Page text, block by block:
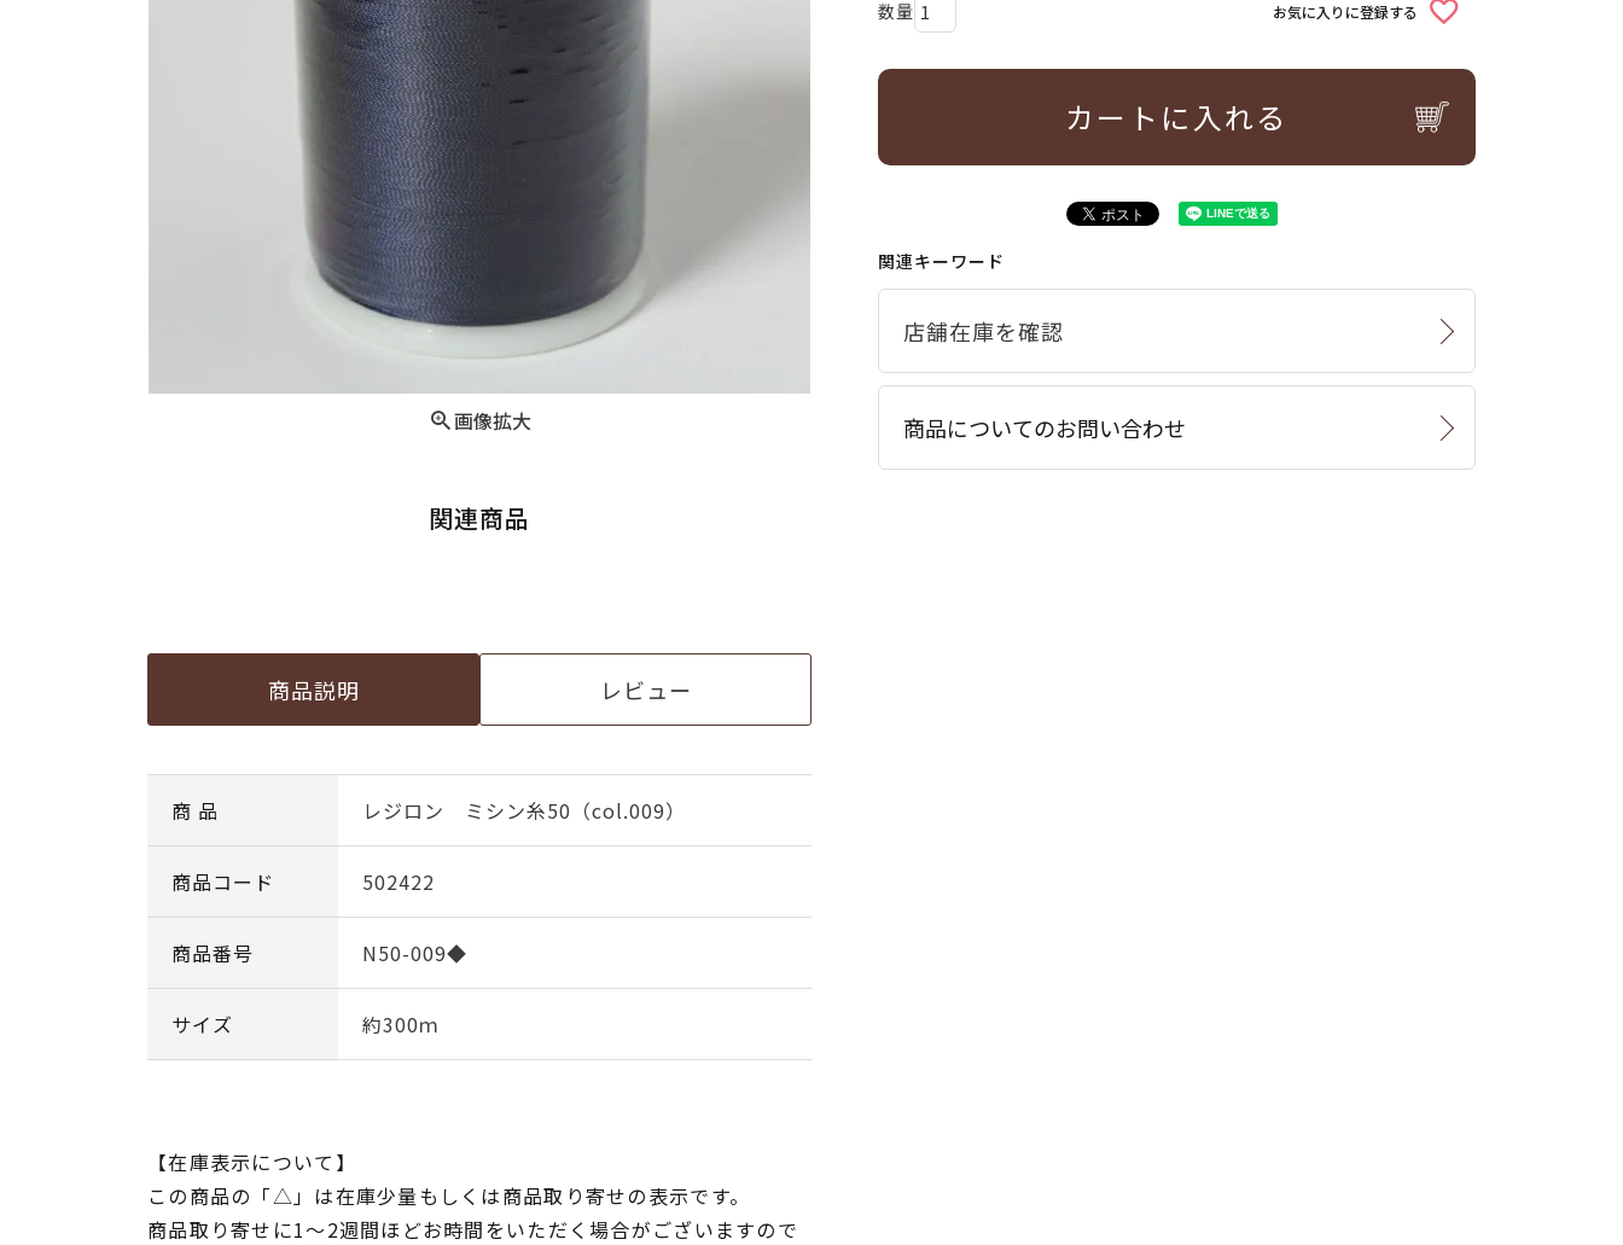
画像拡大
関連商品
商品説明 レビュー
商 品 レジロン ミシン糸50（col.009）
商品コード 502422
商品番号 N50-009◆
サイズ 約300ｍ
【在庫表示について】
この商品の「△」は在庫少量もしくは商品取り寄せの表示です。
商品取り寄せに1～2週間ほどお時間をいただく場合がございますので
お気に入りに登録する
カートに入れる
関連キーワード
商品についてのお問い合わせ